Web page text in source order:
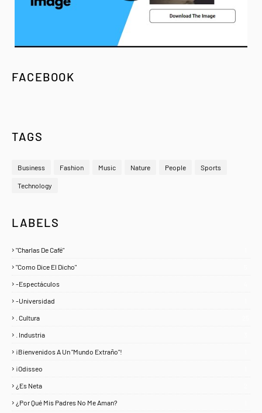
FACEBOOK
TAGS
Business Fashion Music Nature People Sports
Technology
LABELS
"Charlas De Café"
"Como Dice El Dicho"
-Espectáculos
-Universidad
. Cultura
. Industria
¡Bienvenidos A Un "Mundo Extraño"!
¡Odisseo
¿Es Neta
¿Por Qué Mis Padres No Me Aman?